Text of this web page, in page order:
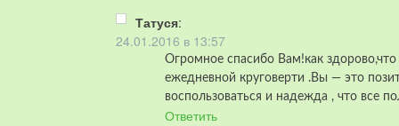
Татуся:
24.01.2016 в 13:57
Огромное спасибо Вам!как
ежедневной круговерти .Вы — это
воспользоваться и надежда , что все
Ответить